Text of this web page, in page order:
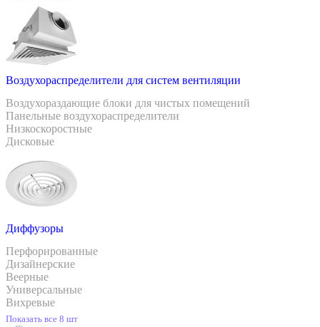
Воздухораспределители для систем вентиляции
Воздухораздающие блоки для чистых помещений
Панельные воздухораспределители
Низкоскоростные
Дисковые
Диффузоры
Перфорированные
Дизайнерские
Веерные
Универсальные
Вихревые
Показать все 8 шт